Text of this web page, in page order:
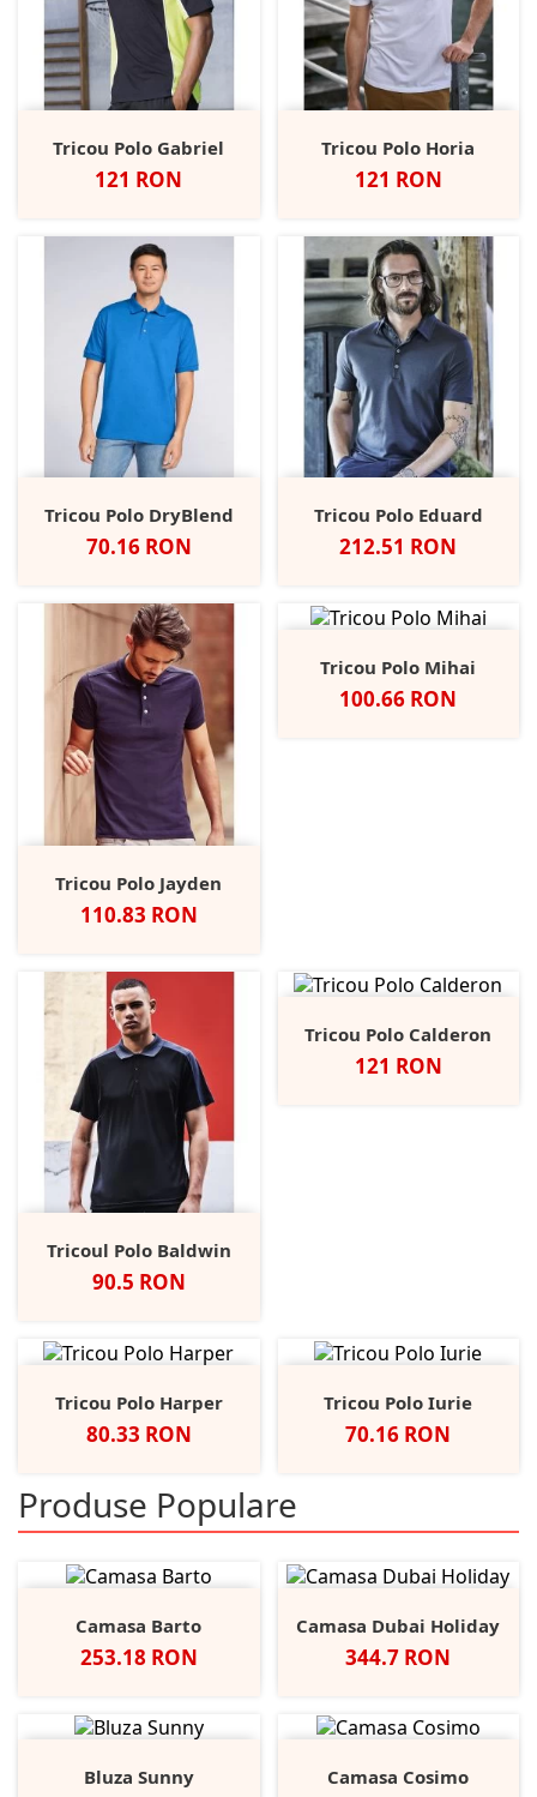
Tricou Polo Gabriel
Pret
121 RON
Tricou Polo Horia
Pret
121 RON
Tricou Polo DryBlend
Pret
70.16 RON
Tricou Polo Eduard
Pret
212.51 RON
Tricou Polo Jayden
Pret
110.83 RON
Tricou Polo Mihai
Pret
100.66 RON
Tricoul Polo Baldwin
Pret
90.5 RON
Tricou Polo Calderon
Pret
121 RON
Tricou Polo Harper
Pret
80.33 RON
Tricou Polo Iurie
Pret
70.16 RON
Produse Populare
Camasa Barto
Pret
253.18 RON
Camasa Dubai Holiday
Pret
344.7 RON
Bluza Sunny Camasa Cosimo